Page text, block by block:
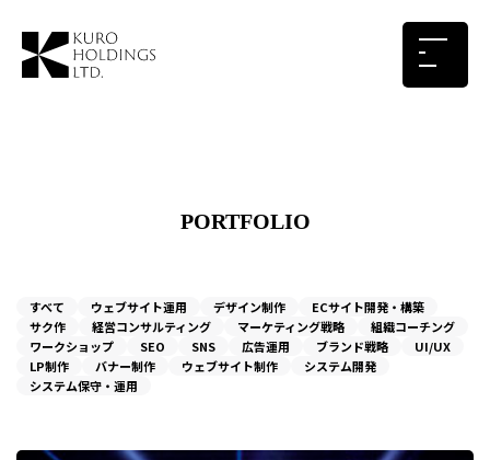
PORTFOLIO
すべて ウェブサイト運用 デザイン制作
ECサイト開発・構築
サク作
経営コンサルティング マーケティング戦略
組織コーチング
ワークショップ
SEO SNS 広告運用 ブランド戦略
UI/UX
LP制作
バナー制作 ウェブサイト制作
システム開発
システム保守・運用